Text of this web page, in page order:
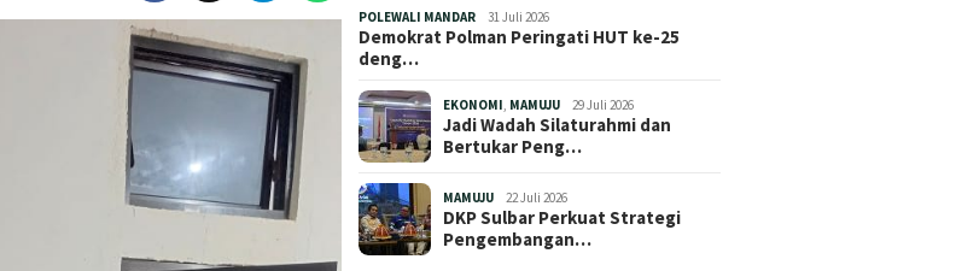
POLEWALI MANDAR 31 Juli 2026
Demokrat Polman Peringati HUT ke-25
deng…
EKONOMI MAMUJU 29 Juli 2026
Jadi Wadah Silaturahmi dan
Bertukar Peng…
MAMUJU 22 Juli 2026
DKP Sulbar Perkuat Strategi
Pengembangan…